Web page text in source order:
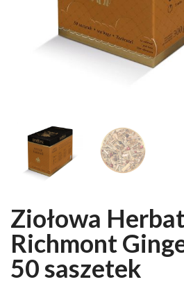
Ziołowa
Richmont
50 saszetek